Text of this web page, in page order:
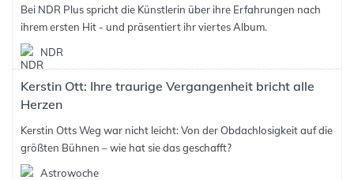
Bei NDR Plus spricht die Künstlerin über ihre Erfahrungen nach
ihrem ersten Hit - und präsentiert ihr viertes Album.
NDR
Kerstin Ott: Ihre traurige Vergangenheit bricht alle
Herzen
Kerstin Otts Weg war nicht leicht: Von der Obdachlosigkeit auf die
größten Bühnen – wie hat sie das geschafft?
Astrowoche